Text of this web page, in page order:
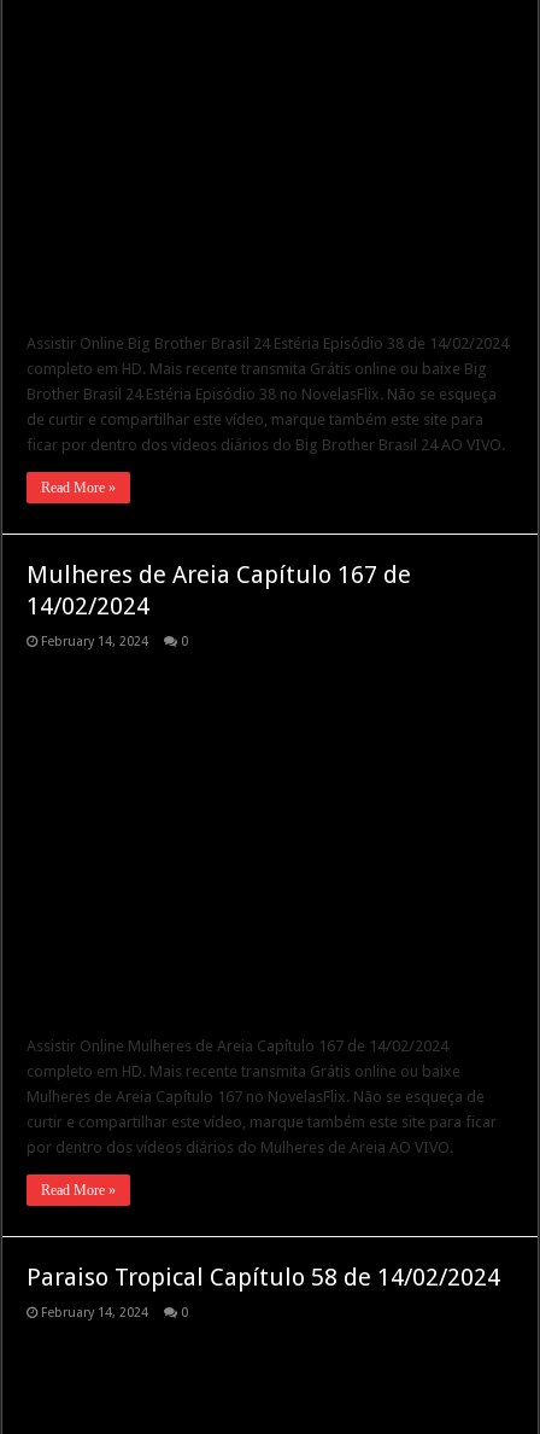
Assistir Online Big Brother Brasil 24 Estéria Episódio 38 de 14/02/2024
completo em HD. Mais recente transmita Grátis online ou baixe Big
Brother Brasil 24 Estéria Episódio 38 no NovelasFlix. Não se esqueça
de curtir e compartilhar este vídeo, marque também este site para
ficar por dentro dos vídeos diários do Big Brother Brasil 24 AO VIVO.
Read More »
Mulheres de Areia Capítulo 167 de
14/02/2024
February 14, 2024 0
Assistir Online Mulheres de Areia Capítulo 167 de 14/02/2024
completo em HD. Mais recente transmita Grátis online ou baixe
Mulheres de Areia Capítulo 167 no NovelasFlix. Não se esqueça de
curtir e compartilhar este vídeo, marque também este site para ficar
por dentro dos vídeos diários do Mulheres de Areia AO VIVO.
Read More »
Paraiso Tropical Capítulo 58 de 14/02/2024
February 14, 2024 0